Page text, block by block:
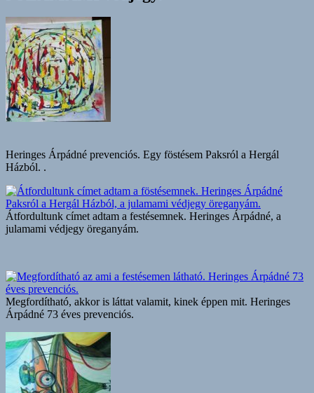
Heringes Árpádné prevenciós. Egy föstésem Paksról a Hergál
Házból. .
Átfordultunk címet adtam a festésemnek. Heringes Árpádné, a
julamami védjegy öreganyám.
Megfordítható, akkor is láttat valamit, kinek éppen mit. Heringes
Árpádné 73 éves prevenciós.